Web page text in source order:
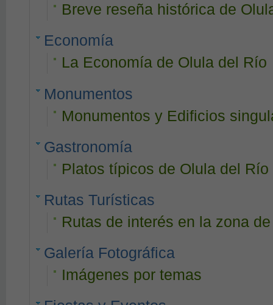
Breve reseña histórica de
Economía
La Economía de Olula del Río
Monumentos
Monumentos y Edificios
Gastronomía
Platos típicos de Olula del Río
Rutas Turísticas
Rutas de interés en la zona
Galería Fotográfica
Imágenes por temas